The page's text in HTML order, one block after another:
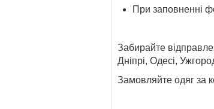
При заповненні
Забирайте
Дніпрі, Одесі,
Замовляйте одяг за